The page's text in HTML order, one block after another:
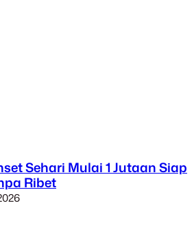
Sehari Mulai 1 Jutaan Siap
Ribet